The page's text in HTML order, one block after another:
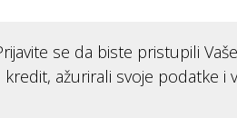
se da biste pristupili
kredit, ažurirali svoje podatke i